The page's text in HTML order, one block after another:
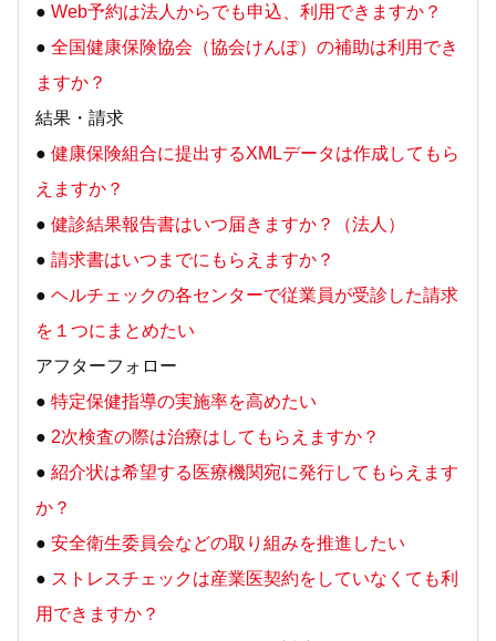
● Web予約は法人からでも申込、利用できますか？
● 全国健康保険協会（協会けんぽ）の補助は利用でき
ますか？
結果・請求
● 健康保険組合に提出するXMLデータは作成してもら
えますか？
● 健診結果報告書はいつ届きますか？（法人）
● 請求書はいつまでにもらえますか？
● ヘルチェックの各センターで従業員が受診した請求
を１つにまとめたい
アフターフォロー
● 特定保健指導の実施率を高めたい
● 2次検査の際は治療はしてもらえますか？
● 紹介状は希望する医療機関宛に発行してもらえます
か？
● 安全衛生委員会などの取り組みを推進したい
● ストレスチェックは産業医契約をしていなくても利
用できますか？